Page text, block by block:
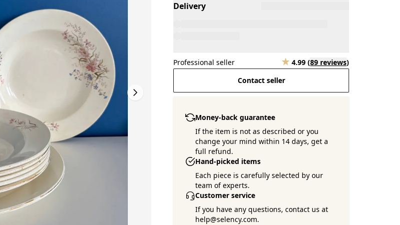
Delivery
Professional seller 4.99 (89 reviews)
Contact seller
Money-back guarantee
If the item is not as described or you
change your mind within 14 days, get a
full refund.
Hand-picked items
Each piece is carefully selected by our
team of experts.
Customer service
If you have any questions, contact us at
help@selency.com.